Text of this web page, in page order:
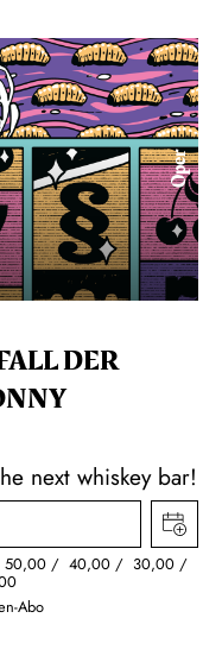
Oper
DER
next whiskey bar!
50,00 40,00 30,00
Abo